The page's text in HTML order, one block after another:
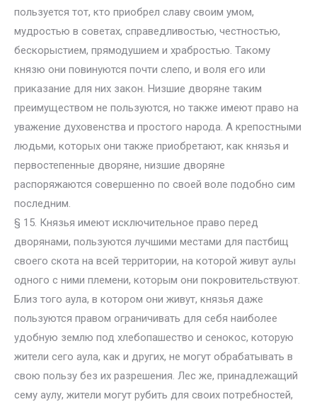
пользуется тот, кто приобрел славу своим умом,
мудростью в советах, справедливостью, честностью,
бескорыстием, прямодушием и храбростью. Такому
князю они повинуются почти слепо, и воля его или
приказание для них закон. Низшие дворяне таким
преимуществом не пользуются, но также имеют право на
уважение духовенства и простого народа. А крепостными
людьми, которых они также приобретают, как князья и
первостепенные дворяне, низшие дворяне
распоряжаются совершенно по своей воле подобно сим
последним.
§ 15. Князья имеют исключительное право перед
дворянами, пользуются лучшими местами для пастбищ
своего скота на всей территории, на которой живут аулы
одного с ними племени, которым они покровительствуют.
Близ того аула, в котором они живут, князья даже
пользуются правом ограничивать для себя наиболее
удобную землю под хлебопашество и сенокос, которую
жители сего аула, как и других, не могут обрабатывать в
свою пользу без их разрешения. Лес же, принадлежащий
сему аулу, жители могут рубить для своих потребностей,